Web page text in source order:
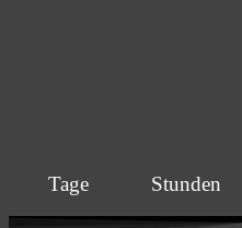
Tage Stunden